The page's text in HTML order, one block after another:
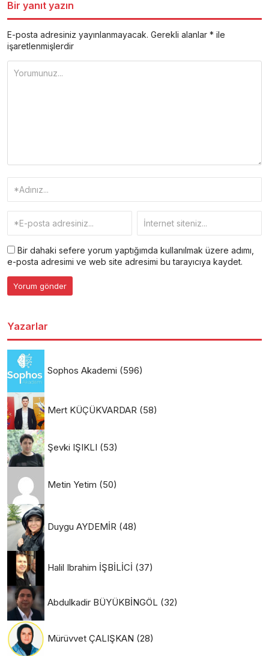
Bir yanıt yazın
E-posta adresiniz yayınlanmayacak. Gerekli alanlar * ile
işaretlenmişlerdir
Bir dahaki sefere yorum yaptığımda kullanılmak üzere adımı,
e-posta adresimi ve web site adresimi bu tarayıcıya kaydet.
Yazarlar
Sophos Akademi (596)
Mert KÜÇÜKVARDAR (58)
Şevki IŞIKLI (53)
Metin Yetim (50)
Duygu AYDEMİR (48)
Halil Ibrahim İŞBİLİCİ (37)
Abdulkadir BÜYÜKBİNGÖL (32)
Mürüvvet ÇALIŞKAN (28)